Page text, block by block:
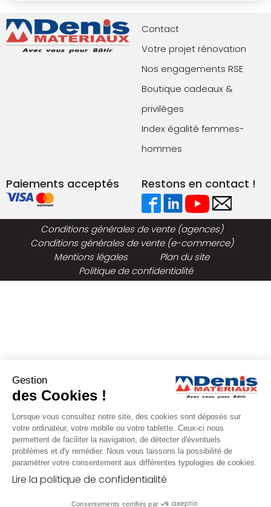
Contact
Votre projet rénovation
Nos engagements RSE
Boutique cadeaux &
privilèges
Index égalité femmes-
hommes
Paiements acceptés Restons en contact !
Conditions générales de vente (agences)
Conditions générales de vente (e-commerce)
Mentions légales
Plan du site
Politique de confidentialité
Gestion
des Cookies !
Lorsque vous consultez notre site, des cookies sont déposés sur
votre ordinateur, votre mobile ou votre tablette. Ceux-ci nous
permettent de faciliter la navigation, de détecter d'éventuels
problèmes et d'y remédier. Nous vous laissons la possibilité de
paramétrer votre consentement aux différentes typologies de cookies.
Lire la politique de confidentialité
Consentements certifiés par